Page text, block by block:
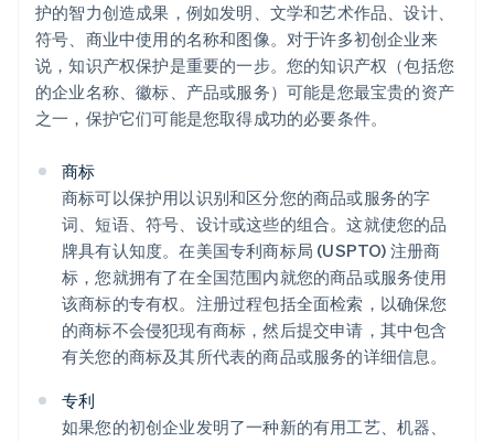
护的智力创造成果，例如发明、文学和艺术作品、设计、
符号、商业中使用的名称和图像。对于许多初创企业来
说，知识产权保护是重要的一步。您的知识产权（包括您
的企业名称、徽标、产品或服务）可能是您最宝贵的资产
之一，保护它们可能是您取得成功的必要条件。
商标
商标可以保护用以识别和区分您的商品或服务的字
词、短语、符号、设计或这些的组合。这就使您的品
牌具有认知度。在美国专利商标局 (USPTO) 注册商
标，您就拥有了在全国范围内就您的商品或服务使用
该商标的专有权。注册过程包括全面检索，以确保您
的商标不会侵犯现有商标，然后提交申请，其中包含
有关您的商标及其所代表的商品或服务的详细信息。
专利
如果您的初创企业发明了一种新的有用工艺、机器、